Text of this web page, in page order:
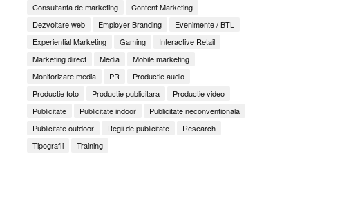
Consultanta de marketing
Content Marketing
Dezvoltare web
Employer Branding
Evenimente / BTL
Experiential Marketing
Gaming
Interactive Retail
Marketing direct
Media
Mobile marketing
Monitorizare media
PR
Productie audio
Productie foto
Productie publicitara
Productie video
Publicitate
Publicitate indoor
Publicitate neconventionala
Publicitate outdoor
Regii de publicitate
Research
Tipografii
Training